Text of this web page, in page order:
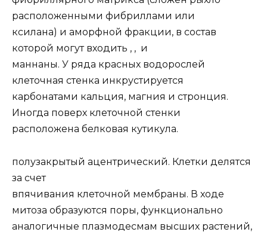
расположенными фибриллами или
ксилана) и аморфной фракции, в состав
которой могут входить , , и
маннаны. У ряда красных водорослей
клеточная стенка инкрустируется
карбонатами кальция, магния и стронция.
Иногда поверх клеточной стенки
расположена белковая кутикула.
полузакрытый ацентрический. Клетки делятся
за счет
впячивания клеточной мембраны. В ходе
митоза образуются поры, функционально
аналогичные плазмодесмам высших растений,